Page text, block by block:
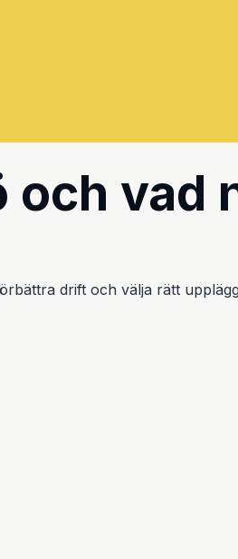
och vad
drift och välja rätt